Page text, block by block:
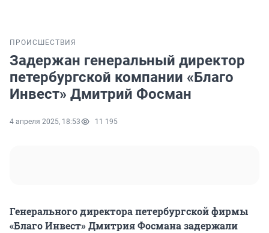
ПРОИСШЕСТВИЯ
Задержан генеральный директор
петербургской компании «Благо
Инвест» Дмитрий Фосман
4 апреля 2025, 18:53 11 195
Генерального директора петербургской фирмы
«Благо Инвест» Дмитрия Фосмана задержали